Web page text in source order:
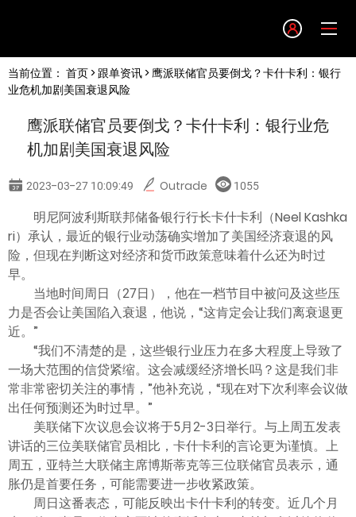
English
简体中文
한글
Tiếng việt
ไทย
当前位置： 首页> 跟单资讯> 鹰派联储官员要倒戈？卡什卡利：银行
业危机加剧美国衰退风险
鹰派联储官员要倒戈？卡什卡利：银行业危
机加剧美国衰退风险
2023-03-27 10:09:49 Outrade 1055
明尼阿波利斯联邦储备银行行长卡什卡利（Neel Kashka
ri）承认，最近的银行业动荡确实增加了美国经济衰退的风
险，但现在判断这对经济和货币政策意味着什么还为时过
早。
当地时间周日（27日），他在一档节目中被问及这些压
力是否会让美国陷入衰退，他说，“这肯定会让我们离衰退更
近。”
“我们不清楚的是，这些银行业压力在多大程度上导致了
一场大范围的信贷紧缩。这会减缓经济增长吗？这是我们非
常非常密切关注的事情，”他补充说，“现在对下次利率会议做
出任何预测还为时过早。”
美联储下次议息会议将于5月2-3日举行。与上周五发表
讲话的三位美联储官员相比，卡什卡利的言论更为谨慎。上
周五，亚特兰大联储主席博斯蒂克等三位联储官员表示，通
胀仍是首要任务，可能需要进一步收紧政策。
周日这番表态，可能反映出卡什卡利的转变。近几个月